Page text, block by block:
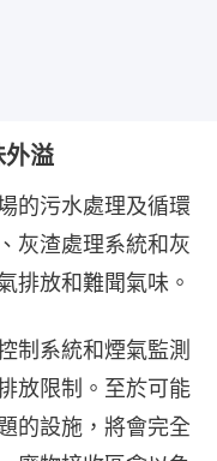
外溢
的污水處理及循環
灰渣處理系統和灰
排放和難聞氣味。
制系統和煙氣監測
放限制。至於可能
的設施，將會完全